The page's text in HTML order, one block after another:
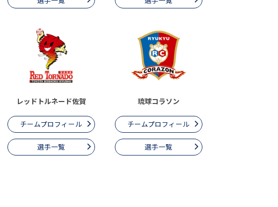
レッドトルネード佐賀
チームプロフィール
選手一覧
琉球コラソン
チームプロフィール
選手一覧